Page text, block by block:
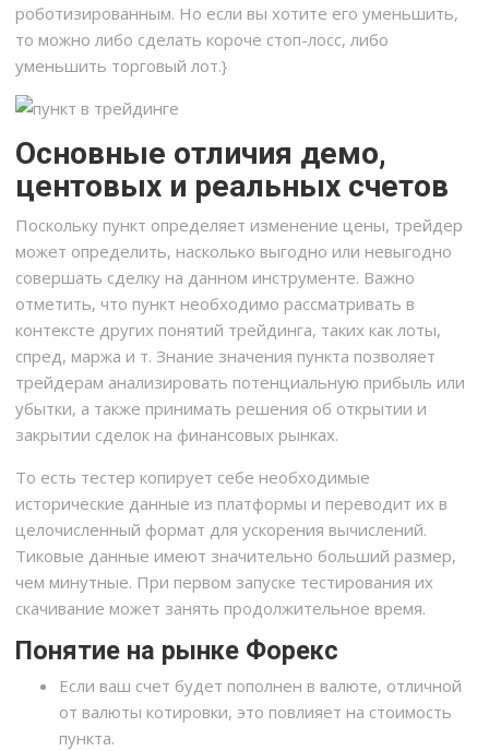
роботизированным. Но если вы хотите его уменьшить,
то можно либо сделать короче стоп-лосс, либо
уменьшить торговый лот.}
Основные отличия демо,
центовых и реальных счетов
Поскольку пункт определяет изменение цены, трейдер
может определить, насколько выгодно или невыгодно
совершать сделку на данном инструменте. Важно
отметить, что пункт необходимо рассматривать в
контексте других понятий трейдинга, таких как лоты,
спред, маржа и т. Знание значения пункта позволяет
трейдерам анализировать потенциальную прибыль или
убытки, а также принимать решения об открытии и
закрытии сделок на финансовых рынках.
То есть тестер копирует себе необходимые
исторические данные из платформы и переводит их в
целочисленный формат для ускорения вычислений.
Тиковые данные имеют значительно больший размер,
чем минутные. При первом запуске тестирования их
скачивание может занять продолжительное время.
Понятие на рынке Форекс
Если ваш счет будет пополнен в валюте, отличной
от валюты котировки, это повлияет на стоимость
пункта.